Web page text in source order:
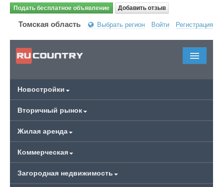
Подать бесплатное объявление Добавить отзыв
Томская область Выбрать регион Войти Регистрация
Новостройки
Вторичный рынок
Жилая аренда
Коммерческая
Загородная недвижимость